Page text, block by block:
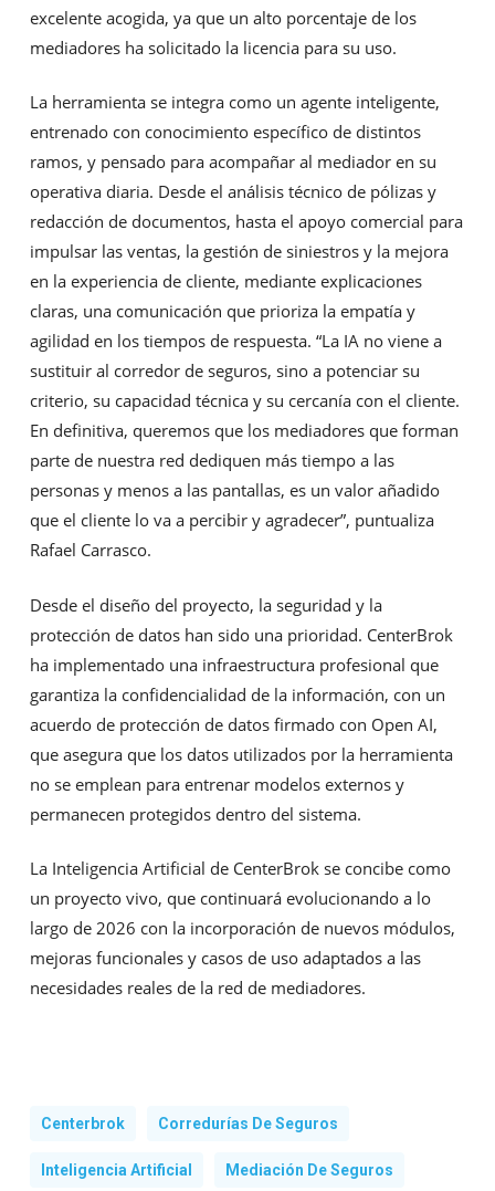
excelente acogida, ya que un alto porcentaje de los
mediadores ha solicitado la licencia para su uso.
La herramienta se integra como un agente inteligente,
entrenado con conocimiento específico de distintos
ramos, y pensado para acompañar al mediador en su
operativa diaria. Desde el análisis técnico de pólizas y
redacción de documentos, hasta el apoyo comercial para
impulsar las ventas, la gestión de siniestros y la mejora
en la experiencia de cliente, mediante explicaciones
claras, una comunicación que prioriza la empatía y
agilidad en los tiempos de respuesta. “La IA no viene a
sustituir al corredor de seguros, sino a potenciar su
criterio, su capacidad técnica y su cercanía con el cliente.
En definitiva, queremos que los mediadores que forman
parte de nuestra red dediquen más tiempo a las
personas y menos a las pantallas, es un valor añadido
que el cliente lo va a percibir y agradecer”, puntualiza
Rafael Carrasco.
Desde el diseño del proyecto, la seguridad y la
protección de datos han sido una prioridad. CenterBrok
ha implementado una infraestructura profesional que
garantiza la confidencialidad de la información, con un
acuerdo de protección de datos firmado con Open AI,
que asegura que los datos utilizados por la herramienta
no se emplean para entrenar modelos externos y
permanecen protegidos dentro del sistema.
La Inteligencia Artificial de CenterBrok se concibe como
un proyecto vivo, que continuará evolucionando a lo
largo de 2026 con la incorporación de nuevos módulos,
mejoras funcionales y casos de uso adaptados a las
necesidades reales de la red de mediadores.
Centerbrok Corredurías De Seguros
Inteligencia Artificial Mediación De Seguros